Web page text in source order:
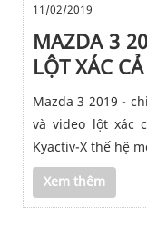
11/02/2019
MAZDA 3
LỘT XÁC
Mazda 3 2019 -
và video lột xác
Kyactiv-X thế hệ
Xem thêm